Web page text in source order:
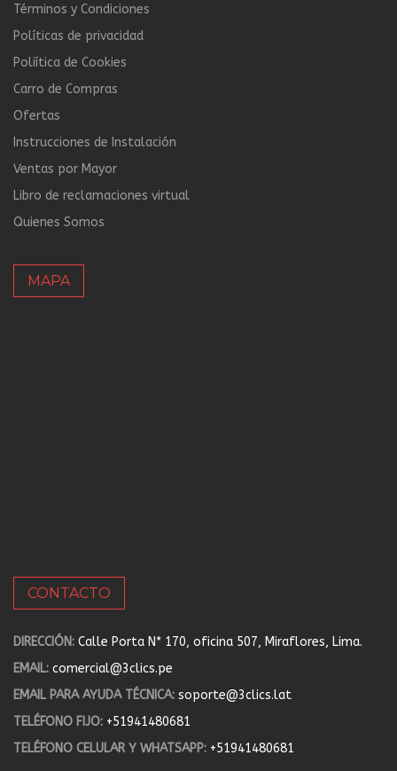
Términos y Condiciones
Políticas de privacidad
Poliítica de Cookies
Carro de Compras
Ofertas
Instrucciones de Instalación
Ventas por Mayor
Libro de reclamaciones virtual
Quienes Somos
MAPA
CONTACTO
DIRECCIÓN: Calle Porta N* 170, oficina 507, Miraflores, Lima.
EMAIL: comercial@3clics.pe
EMAIL PARA AYUDA TÉCNICA: soporte@3clics.lat
TELÉFONO FIJO: +51941480681
TELÉFONO CELULAR Y WHATSAPP: +51941480681